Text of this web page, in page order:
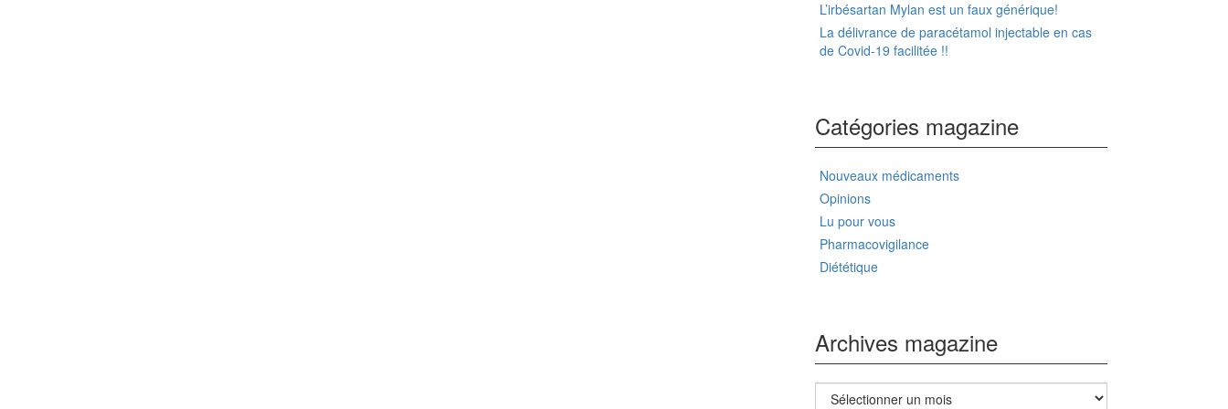
L’irbésartan Mylan est un faux générique!
La délivrance de paracétamol injectable en cas
de Covid-19 facilitée !!
Catégories magazine
Nouveaux médicaments
Opinions
Lu pour vous
Pharmacovigilance
Diététique
Archives magazine
Archives